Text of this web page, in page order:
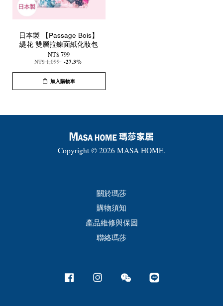
日本製 【Passage Bois】
緹花 雙層拉鍊面紙化妝包
NT$ 799
NT$ 1,099 -27.3%
加入購物車
Copyright © 2026 MASA HOME.
關於瑪莎
購物須知
產品維修與保固
聯絡瑪莎
Facebook Instagram Wechat